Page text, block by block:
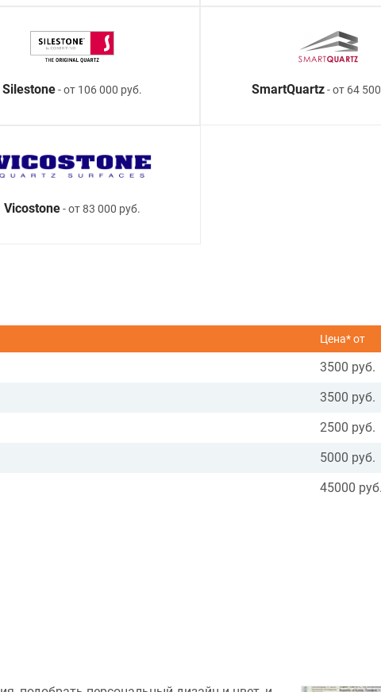
Silestone- от 106 000 руб. SmartQuartz- от 64
Vicostone- от 83 000 руб.
Цена* от
3500 руб.
3500 руб.
2500 руб.
5000 руб.
45000 руб.